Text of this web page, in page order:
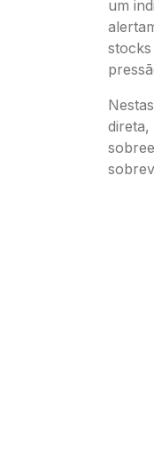
um
stocks
direta,